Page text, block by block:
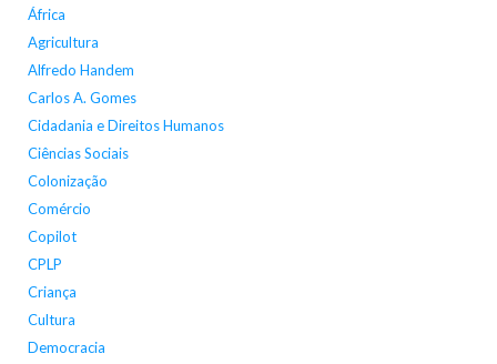
África
Agricultura
Alfredo Handem
Carlos A. Gomes
Cidadania e Direitos Humanos
Ciências Sociais
Colonização
Comércio
Copilot
CPLP
Criança
Cultura
Democracia